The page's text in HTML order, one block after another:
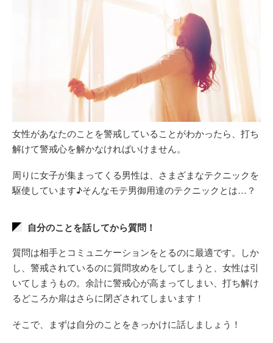
女性があなたのことを警戒していることがわかったら、打ち
解けて警戒心を解かなければいけません。
周りに女子が集まってくる男性は、さまざまなテクニックを
駆使しています♪そんなモテ男御用達のテクニックとは…？
自分のことを話してから質問！
質問は相手とコミュニケーションをとるのに最適です。しか
し、警戒されているのに質問攻めをしてしまうと、女性は引
いてしまうもの。余計に警戒心が高まってしまい、打ち解け
るどころか扉はさらに閉ざされてしまいます！
そこで、まずは自分のことをきっかけに話しましょう！